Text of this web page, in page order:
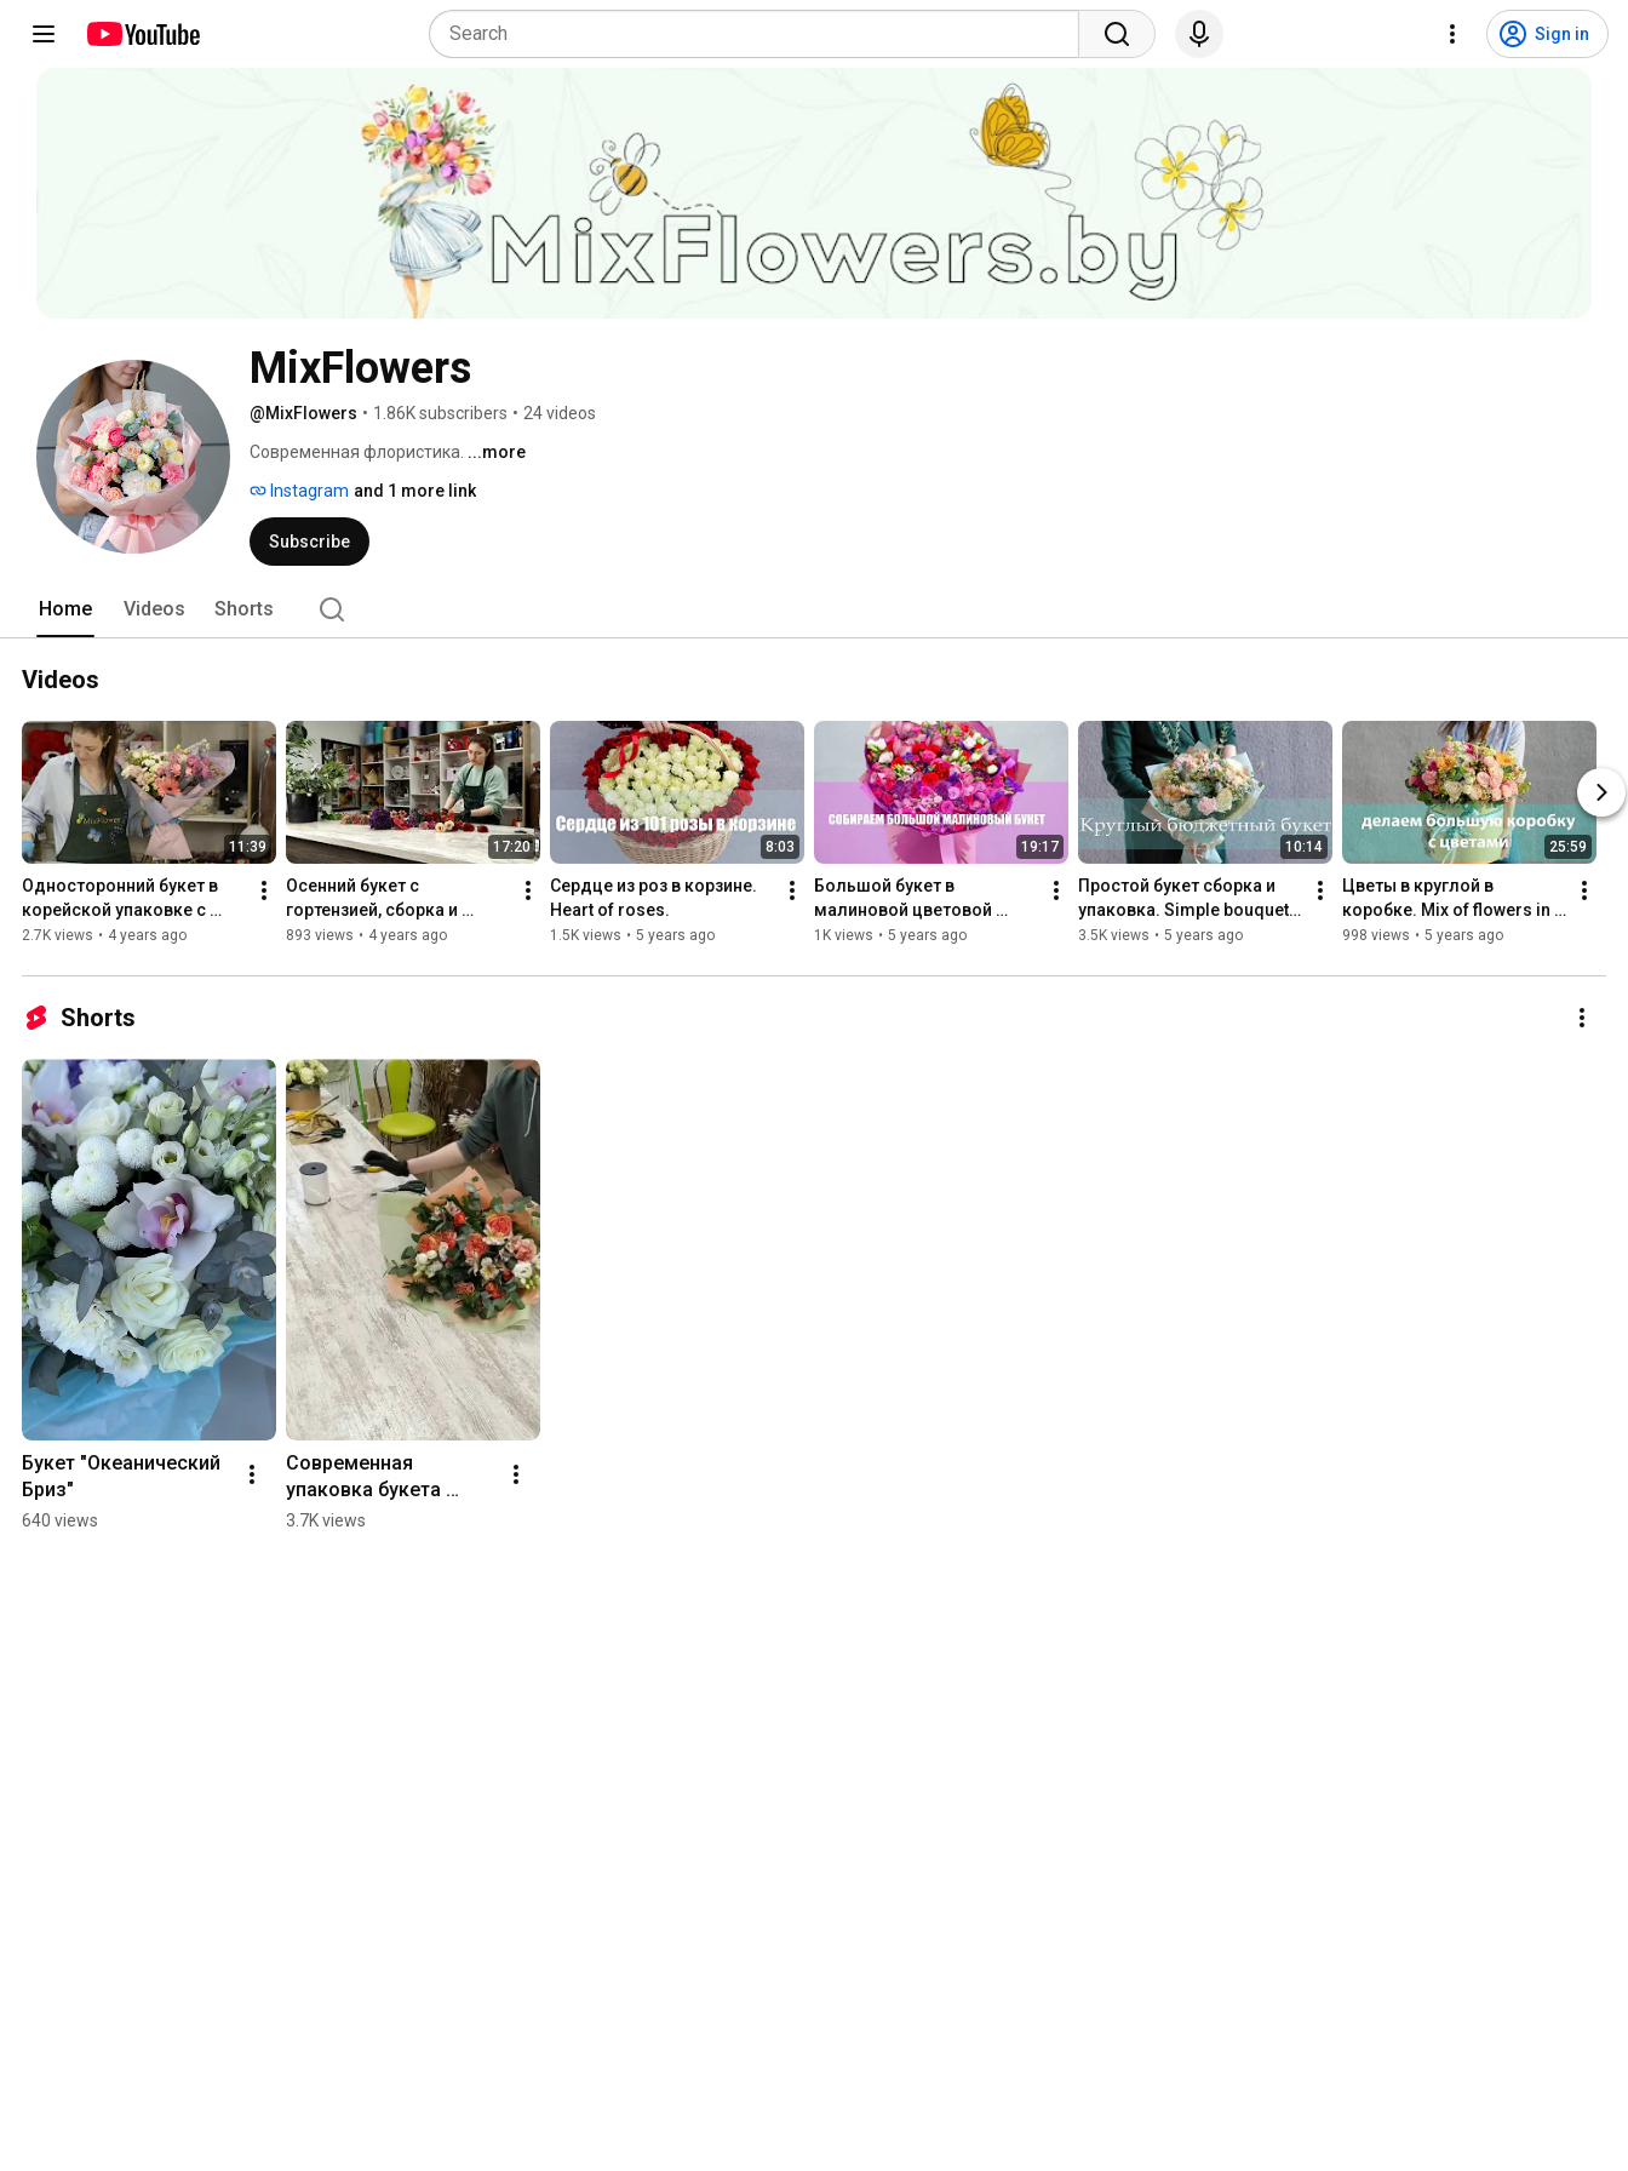
Sign in
MixFlowers
@MixFlowers • 1.86K subscribers • 24 videos
Современная флористика. ...more
Instagram and 1 more link
Subscribe
Home Videos Shorts
Videos
11:39
Односторонний букет в
корейской упаковке с
растяжкой цвета.
2.7K views • 4 years ago
17:20
Осенний букет с
гортензией, сборка и
упаковка. MixFlowers.by
893 views • 4 years ago
8:03
Сердце из роз в корзине.
Heart of roses.
1.5K views • 5 years ago
19:17
Большой букет в
малиновой цветовой
гамме. Large bouquet in
1K views • 5 years ago
10:14
Простой букет сборка и
упаковка. Simple bouquet.
We compose and pack
3.5K views • 5 years ago
25:59
Цветы в круглой в
коробке. Mix of flowers in a
round box
998 views • 5 years ago
Shorts
Букет "Океанический
Бриз"
640 views
Современная
упаковка букета
цветов
3.7K views